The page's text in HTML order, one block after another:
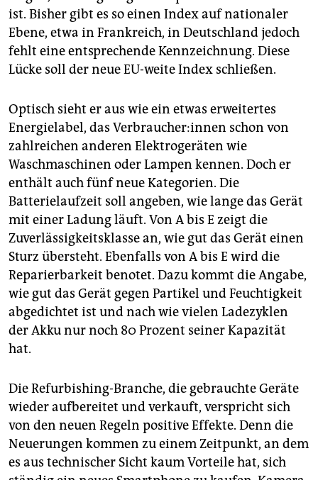
ist. Bisher gibt es so einen Index auf nationaler
Ebene, etwa in Frankreich, in Deutschland jedoch
fehlt eine entsprechende Kennzeichnung. Diese
Lücke soll der neue EU-weite Index schließen.
Optisch sieht er aus wie ein etwas erweitertes
Energielabel, das Ver­brau­che­r:in­nen schon von
zahlreichen anderen Elek­trogeräten wie
Waschmaschinen oder Lampen kennen. Doch er
enthält auch fünf neue Kategorien. Die
Batterielaufzeit soll angeben, wie lange das Gerät
mit einer Ladung läuft. Von A bis E zeigt die
Zuverlässigkeitsklasse an, wie gut das Gerät einen
Sturz übersteht. Ebenfalls von A bis E wird die
Reparierbarkeit benotet. Dazu kommt die Angabe,
wie gut das Gerät gegen Partikel und Feuchtigkeit
abgedichtet ist und nach wie vielen Ladezyklen
der Akku nur noch 80 Prozent seiner Kapazität
hat.
Die Refurbishing-Branche, die gebrauchte Geräte
wieder aufbereitet und verkauft, verspricht sich
von den neuen Regeln positive Effekte. Denn die
Neuerungen kommen zu einem Zeitpunkt, an dem
es aus technischer Sicht kaum Vorteile hat, sich